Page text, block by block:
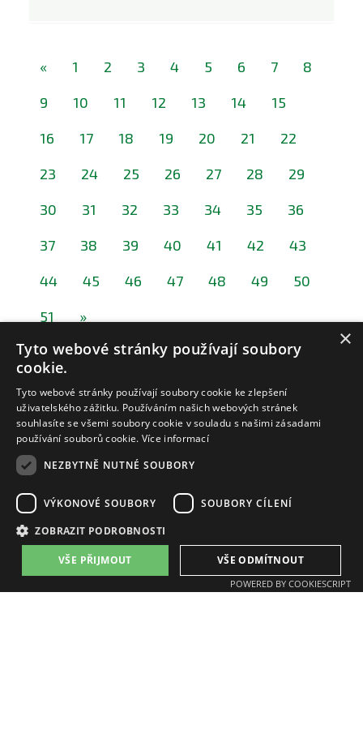
« 1 2 3 4 5 6 7
8
9
10 11 12 13 14
15
16
17 18 19 20 21
22
23
24 25 26 27 28
29
30
31 32 33 34 35
36
37
38 39 40 41 42
43
44
45 46 47 48 49
50
51
»
email:
zat@zat.cz
+420 318 652 111
phone number::+420 377 438 111
Branches:
Příbram, K Podlesí 541
×
Tyto webové stránky používají soubory
cookie.
Tyto webové stránky používají soubory cookie ke zlepšení
uživatelského zážitku. Používáním našich webových stránek
souhlasíte se všemi soubory cookie v souladu s našimi zásadami
používání souborů cookie. Více informací
NEZBYTNĚ NUTNÉ SOUBORY
VÝKONOVÉ SOUBORY SOUBORY CÍLENÍ
ZOBRAZIT PODROBNOSTI
VŠE PŘIJMOUT VŠE ODMÍTNOUT
POWERED BY COOKIESCRIPT